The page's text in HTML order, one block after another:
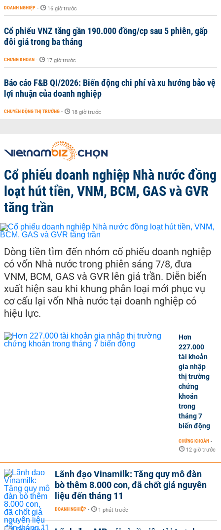
DOANH NGHIỆP - 16 giờ trước
Cổ phiếu VNZ tăng gần 190.000 đồng/cp sau 5 phiên, gấp
đôi giá trong ba tháng
CHỨNG KHOÁN - 17 giờ trước
Báo cáo F&B QI/2026: Biến động chi phí và xu hướng bảo vệ
lợi nhuận của doanh nghiệp
CHUYỂN ĐỘNG THỊ TRƯỜNG - 18 giờ trước
Cổ phiếu doanh nghiệp Nhà nước đồng
loạt hút tiền, VNM, BCM, GAS và GVR
tăng trần
Dòng tiền tìm đến nhóm cổ phiếu doanh nghiệp
có vốn Nhà nước trong phiên sáng 7/8, đưa
VNM, BCM, GAS và GVR lên giá trần. Diễn biến
xuất hiện sau khi khung phân loại mới phục vụ
cơ cấu lại vốn Nhà nước tại doanh nghiệp có
hiệu lực.
Hơn
227.000
tài khoản
gia nhập
thị trường
chứng
khoán
trong
tháng 7
biến động
CHỨNG KHOÁN -
12 giờ trước
Lãnh đạo Vinamilk: Tăng quy mô đàn
bò thêm 8.000 con, đã chốt giá nguyên
liệu đến tháng 11
DOANH NGHIỆP - 1 phút trước